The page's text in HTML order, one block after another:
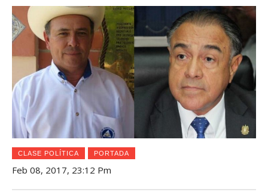
CLASE POLÍTICA PORTADA
Feb 08, 2017, 23:12 Pm